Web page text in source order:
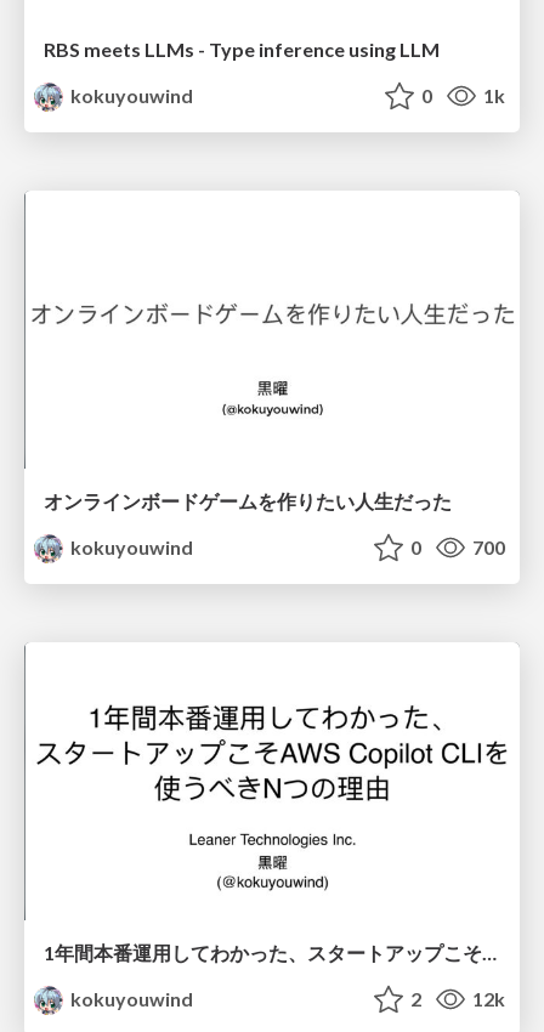
RBS meets LLMs - Type inference using LLM
kokuyouwind
0 1k
オンラインボードゲームを作りたい人生だった
kokuyouwind
0 700
1年間本番運用してわかった、スタートアップこそAWS Copilot CLIを使うべきNつの理由
kokuyouwind
2 12k